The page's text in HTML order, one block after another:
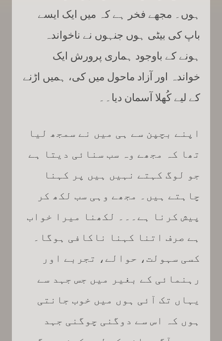
ہوں۔ مجھے فخر ہے کہ میں ایک ایسے
باپ کی بیٹی ہوں جنہوں نے ناخواندہ
ہونے کے باوجود ہماری پرورش ایک
خواندہ اور آزاد ماحول میں کی، ہمیں اڑنے
کے لیے کُھلا آسمان دیا۔۔
اپنے بچپن سے ہی میں نے سمجھ لیا
تھا کہ مجھے وہ سب سنائی دیتا ہے
جو لوگ کہتے نہیں ہیں پر کہنا
چاہتے ہیں۔ مجھے وہی سب لکھ کر
پیش کرنا ہے۔۔۔ لکھنا میرا خواب
ہے صرف اتنا کہنا ناکافی ہوگا۔
کسی سہولت، حوالے، تجربے اور
رہنمائی کے بغیر میں جس جہد سے
یہاں تک آئی ہوں میں خوب جانتی
ہوں کہ اس سے دوگنی چوگنی جہد